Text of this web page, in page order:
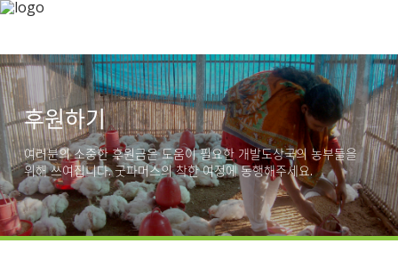
후원하기
여러분의 소중한 후원금은 도움이 필요한 개발도상국의 농부들을
위해 쓰여집니다. 굿파머스의 착한 여정에 동행해주세요.